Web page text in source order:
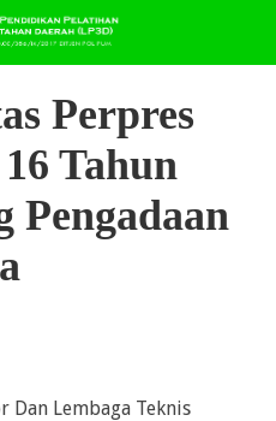
Perpres
Tahun
Pengadaan
Dan Lembaga Teknis